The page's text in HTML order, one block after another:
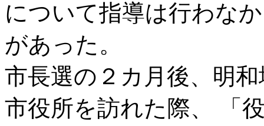
について指導は行わな
があった。
市長選の２カ月後、明
市役所を訪れた際、 「